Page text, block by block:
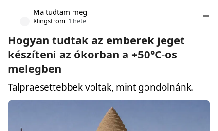
Ma tudtam meg
Klingstrom 1 hete
Hogyan tudtak az emberek jeget
készíteni az ókorban a +50°C-os
melegben
Talpraesettebbek voltak, mint gondolnánk.